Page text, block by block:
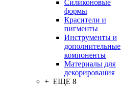
Силиконовые
формы
Красители и
пигменты
Инструменты и
дополнительные
компоненты
Материалы для
декорирования
+ ЕЩЕ 8